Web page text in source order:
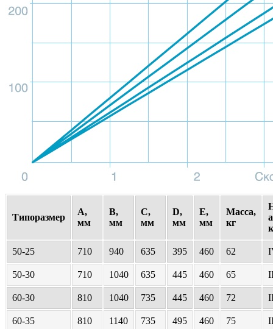
Типоразмер
A,
мм
B,
мм
C,
мм
D,
мм
E,
мм
Масса,
кг
50-25 710 940 635 395 460 62
50-30 710 1040 635 445 460 65
60-30 810 1040 735 445 460 72
60-35 810 1140 735 495 460 75